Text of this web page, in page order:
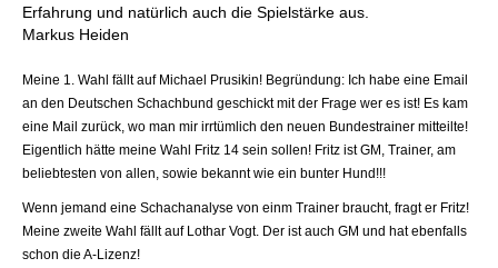
Erfahrung und natürlich auch die Spielstärke aus.
Markus Heiden
Meine 1. Wahl fällt auf Michael Prusikin! Begründung: Ich habe eine Email
an den Deutschen Schachbund geschickt mit der Frage wer es ist! Es kam
eine Mail zurück, wo man mir irrtümlich den neuen Bundestrainer mitteilte!
Eigentlich hätte meine Wahl Fritz 14 sein sollen! Fritz ist GM, Trainer, am
beliebtesten von allen, sowie bekannt wie ein bunter Hund!!!
Wenn jemand eine Schachanalyse von einm Trainer braucht, fragt er Fritz!
Meine zweite Wahl fällt auf Lothar Vogt. Der ist auch GM und hat ebenfalls
schon die A-Lizenz!